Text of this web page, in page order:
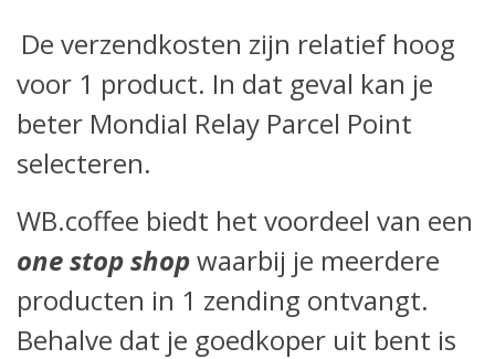
De verzendkosten zijn relatief hoog
voor 1 product. In dat geval kan je
beter Mondial Relay Parcel Point
selecteren.
WB.coffee biedt het voordeel van een
one stop shopwaarbij je meerdere
producten in 1 zending ontvangt.
Behalve dat je goedkoper uit bent is